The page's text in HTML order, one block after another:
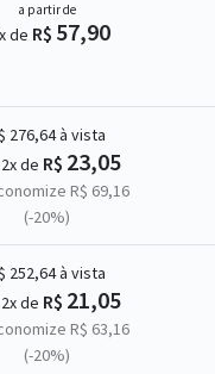
a partir de
de R$ 57,90
276,64à vista
de R$ 23,05
R$ 69,16
(-20%)
252,64à vista
de R$ 21,05
R$ 63,16
(-20%)